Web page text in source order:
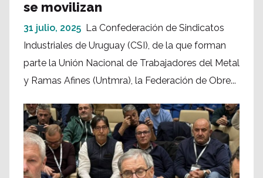
se movilizan
31 julio, 2025 La Confederación de Sindicatos
Industriales de Uruguay (CSI), de la que forman
parte la Unión Nacional de Trabajadores del Metal
y Ramas Afines (Untmra), la Federación de Obre...